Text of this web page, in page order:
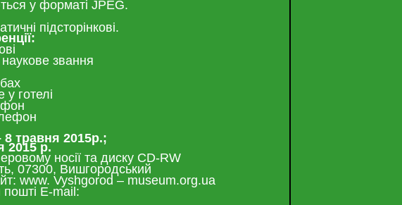
у форматі JPEG.
підсторінкові.
звання
готелі
8 травня 2015р.;
2015 р.
носії та диску СD-RW
07300, Вишгородський
www. Vyshgorod – museum.org.ua
пошті E-mail: